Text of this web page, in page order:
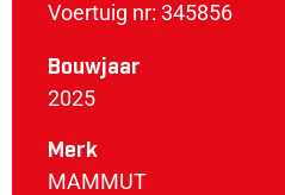
Voertuig nr: 345856
Bouwjaar
2025
Merk
MAMMUT